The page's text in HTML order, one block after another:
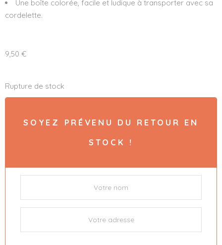
Une boîte colorée, facile et ludique à transporter avec sa
cordelette.
9,50 €
Rupture de stock
SOYEZ PRÉVENU DU RETOUR EN
STOCK !